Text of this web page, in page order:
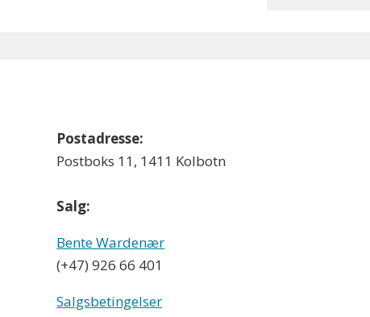
Postadresse:
Postboks 11, 1411 Kolbotn
Salg:
Bente Wardenær
(+47) 926 66 401
Salgsbetingelser